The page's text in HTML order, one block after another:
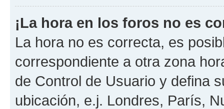
¡La hora en los foros no es
La hora no es correcta, es
correspondiente a otra zona
de Control de Usuario y defina
ubicación, e.j. Londres, París,